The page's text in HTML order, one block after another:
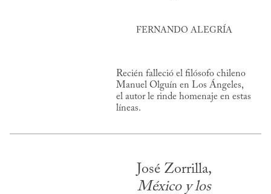
FERNANDO ALEGRÍA
Recién falleció el filósofo chileno
Manuel Olguín en Los Ángeles,
el autor le rinde homenaje en estas
líneas.
José Zorrilla,
México y los